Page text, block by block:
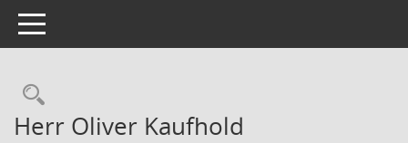
Toggle navigation
Rechercheauswahl
Herr Oliver Kaufhold